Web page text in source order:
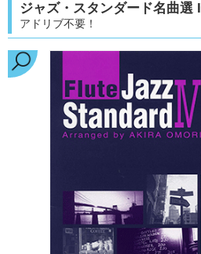
ジャズ・スタンダード名曲選
アドリブ不要！